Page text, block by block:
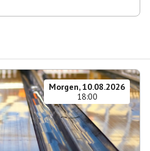
Morgen, 10.08.2026
18:00